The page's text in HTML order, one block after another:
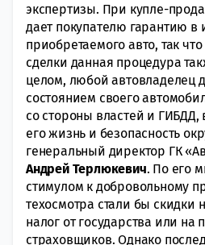
экспертизы. При купле-
дает покупателю гарантию в
приобретаемого авто, так
сделки данная процедура
целом, любой автовладелец
состоянием своего
со стороны властей и ГИБДД,
его жизнь и безопасность
генеральный директор ГК
Андрей Терлюкевич. По его
стимулом к добровольному
техосмотра стали бы скидки
налог от государства или на
страховщиков. Однако